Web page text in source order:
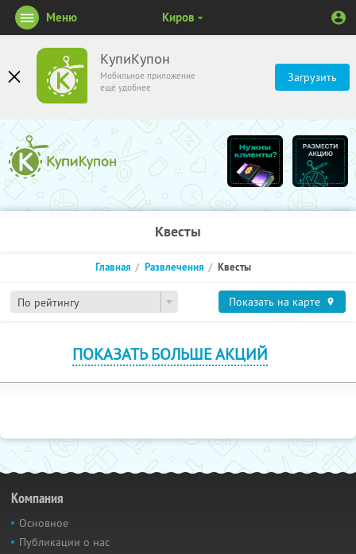
КупиКупон
Мобильное приложение
ещё удобнее
Загрузить
Меню Киров
Квесты
По рейтингу
Главная Развлечения Квесты
Показать на карте
ПОКАЗАТЬ БОЛЬШЕ АКЦИЙ
Компания
Основное
Публикации о нас